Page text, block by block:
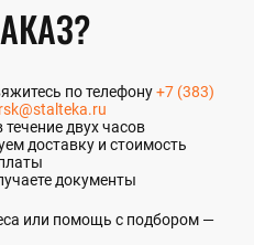
по телефону+7 (383)
двух часов
доставку и стоимость
документы
или помощь с подбором —